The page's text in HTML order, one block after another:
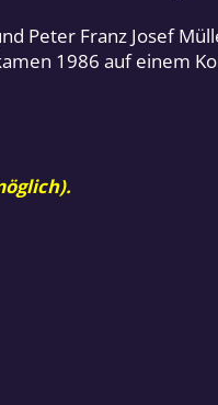
Peter Franz Josef
1986 auf einem